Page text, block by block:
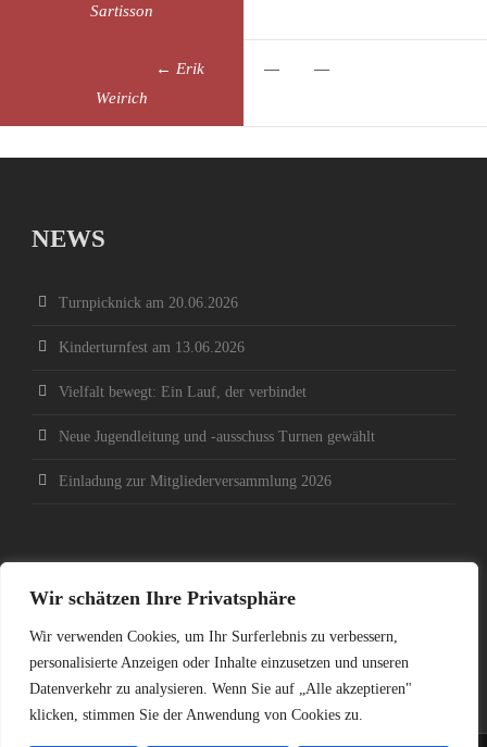
Wir schätzen Ihre Privatsphäre
Wir verwenden Cookies, um Ihr Surferlebnis zu verbessern,
personalisierte Anzeigen oder Inhalte einzusetzen und unseren
Datenverkehr zu analysieren. Wenn Sie auf „Alle akzeptieren"
klicken, stimmen Sie der Anwendung von Cookies zu.
Sartisson
← Erik
Weirich
— —
NEWS
Turnpicknick am 20.06.2026
Kinderturnfest am 13.06.2026
Vielfalt bewegt: Ein Lauf, der verbindet
Neue Jugendleitung und -ausschuss Turnen gewählt
Einladung zur Mitgliederversammlung 2026
SOCIAL MEDIA